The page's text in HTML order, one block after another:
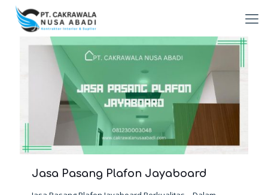
Jasa Pasang Plafon Jayaboard